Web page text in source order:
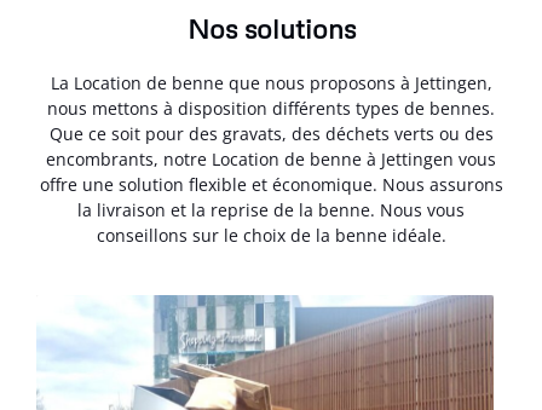
Nos solutions
La Location de benne que nous proposons à Jettingen,
nous mettons à disposition différents types de bennes.
Que ce soit pour des gravats, des déchets verts ou des
encombrants, notre Location de benne à Jettingen vous
offre une solution flexible et économique. Nous assurons
la livraison et la reprise de la benne. Nous vous
conseillons sur le choix de la benne idéale.